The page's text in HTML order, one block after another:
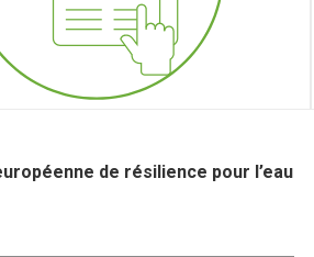
de résilience pour l’eau